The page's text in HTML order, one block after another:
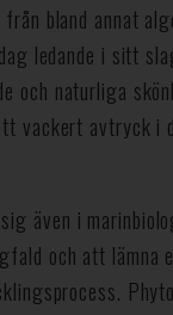
bland annat
ledande i sitt
och naturliga
vackert avtryck i
även i
och att